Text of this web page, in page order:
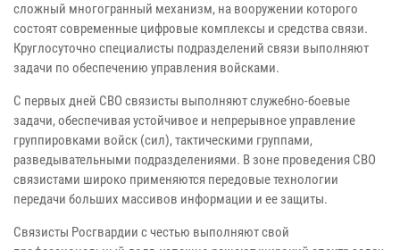
сложный многогранный механизм, на вооружении которого
состоят современные цифровые комплексы и средства связи.
Круглосуточно специалисты подразделений связи выполняют
задачи по обеспечению управления войсками.
С первых дней СВО связисты выполняют служебно-боевые
задачи, обеспечивая устойчивое и непрерывное управление
группировками войск (сил), тактическими группами,
разведывательными подразделениями. В зоне проведения СВО
связистами широко применяются передовые технологии
передачи больших массивов информации и ее защиты.
Связисты Росгвардии с честью выполняют свой